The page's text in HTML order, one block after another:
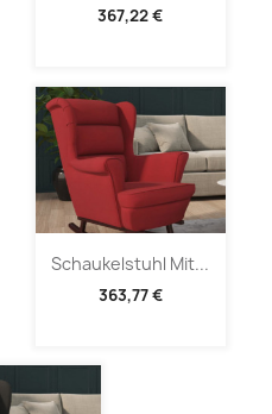
367,22 €
Schaukelstuhl Mit...
363,77 €